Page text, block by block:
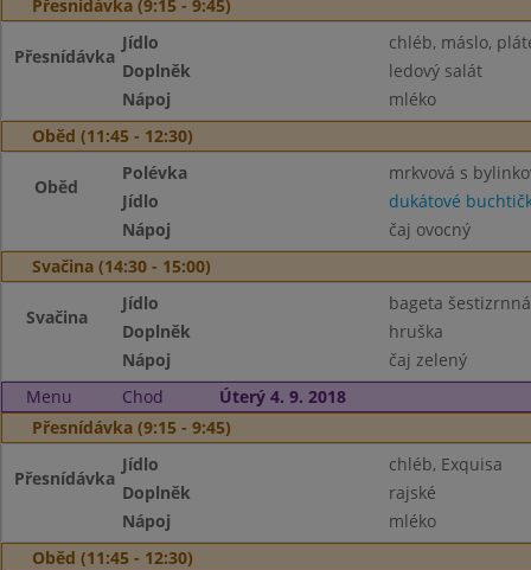
Přesnídávka (9:15 - 9:45)
Přesnídávka
Jídlo
chléb, máslo,
Doplněk
ledový salát
Nápoj
mléko
Oběd (11:45 - 12:30)
Oběd
Polévka
mrkvová s
Jídlo
dukátové
Nápoj
čaj ovocný
Svačina (14:30 - 15:00)
Svačina
Jídlo
bageta
Doplněk
hruška
Nápoj
čaj zelený
Menu
Chod
Úterý 4. 9. 2018
Přesnídávka (9:15 - 9:45)
Přesnídávka
Jídlo
chléb, Exquisa
Doplněk
rajské
Nápoj
mléko
Oběd (11:45 - 12:30)